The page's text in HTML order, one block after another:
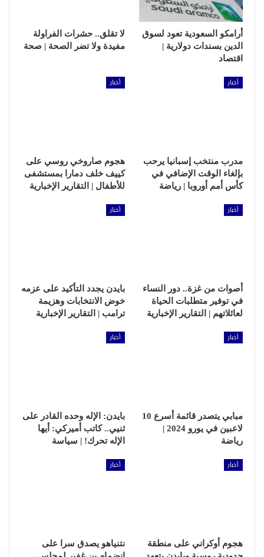
أرامكو السعودية تعود لسوق
الدين بسندات دولارية |
اقتصاد
لا تقلق.. حشرات الفراولة
مفيدة ولا تضر الصحة | صحة
أخبار
مدرب منتخب إسبانيا يرحب
بإلغاء الوقت الإضافي في
كأس أمم أوروبا | رياضة
أخبار
هجوم صاروخي روسي على
كييف خلف دمارا بمستشفى
للأطفال | التقارير الإخبارية
أخبار
أصوات من غزة.. دور النساء
في توفير متطلبات الحياة
لعائلاتهم | التقارير الإخبارية
أخبار
بايدن يجدد التأكيد على عزمه
خوض الانتخابات وهزيمة
ترامب | التقارير الإخبارية
أخبار
مبابي يتصدر قائمة أسرع 10
لاعبين في يورو 2024 |
رياضة
أخبار
بايدن: الإله وحده القادر على
ثنيي.. كاتب أميركي: أيها
الإله تحرك! | سياسة
أخبار
هجوم أوكراني على منطقة
أخبار
نتنياهو يصدق سرا على